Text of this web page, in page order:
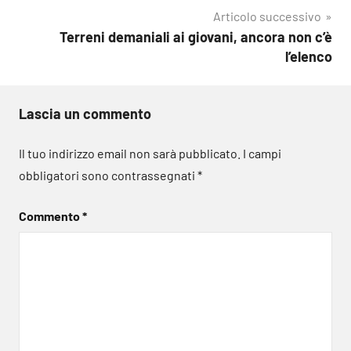
Articolo successivo
Terreni demaniali ai giovani, ancora non c’è
l’elenco
Lascia un commento
Il tuo indirizzo email non sarà pubblicato. I campi
obbligatori sono contrassegnati *
Commento*